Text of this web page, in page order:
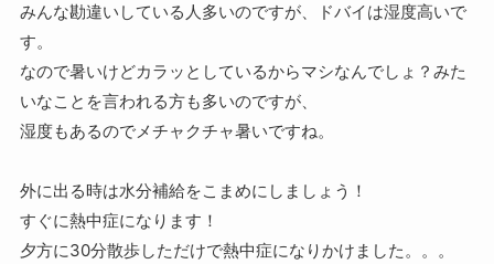
みんな勘違いしている人多いのですが、ドバイは湿度高いで
す。
なので暑いけどカラッとしているからマシなんでしょ？みた
いなことを言われる方も多いのですが、
湿度もあるのでメチャクチャ暑いですね。
外に出る時は水分補給をこまめにしましょう！
すぐに熱中症になります！
夕方に30分散歩しただけで熱中症になりかけました。。。